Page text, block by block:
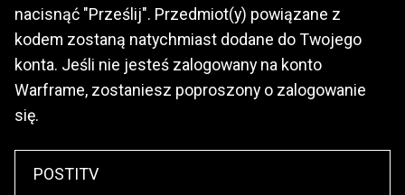
nacisnąć "Prześlij". Przedmiot(y) powiązane z
kodem zostaną natychmiast dodane do Twojego
konta. Jeśli nie jesteś zalogowany na konto
Warframe, zostaniesz poproszony o zalogowanie
się.